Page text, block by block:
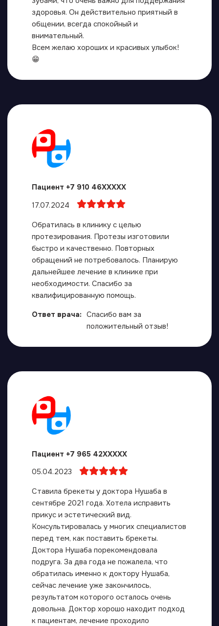
здоровья. Он действительно приятный в
общении, всегда спокойный и
внимательный.
Всем желаю хороших и красивых улыбок!
😁
Пациент +7 910 46XXXXX
17.07.2024
Обратилась в клинику с целью
протезирования. Протезы изготовили
быстро и качественно. Повторных
обращений не потребовалось. Планирую
дальнейшее лечение в клинике при
необходимости. Спасибо за
квалифицированную помощь.
Ответ врача: Спасибо вам за
положительный отзыв!
Пациент +7 965 42XXXXX
05.04.2023
Ставила брекеты​ у доктора Нушаба в
сентябре 2021 года. Хотела исправить
прикус и эстетический вид.
Консультировалась у многих специалистов
перед тем, как поставить брекеты.
Доктора Нушаба порекомендовала
подруга. За два года не пожалела, что
обратилась именно к доктору Нушаба,
сейчас лечение уже закончилось,
результатом которого осталось очень
довольна. Доктор хорошо находит подход
к пациентам, лечение проходило